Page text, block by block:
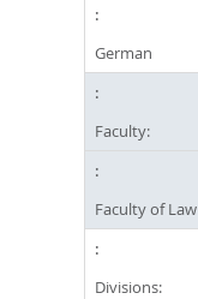
German
Faculty:
Faculty of Law
Divisions: